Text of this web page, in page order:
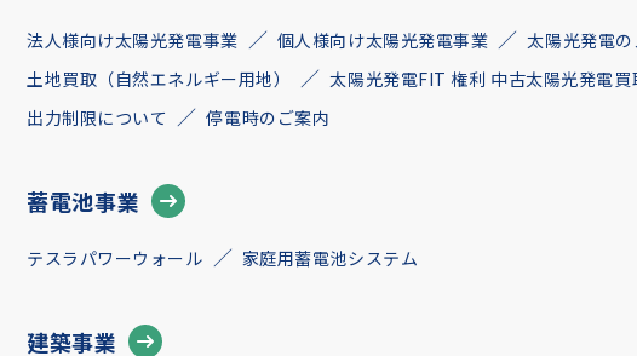
法人様向け太陽光発電事業 個人様向け太陽光発電事業 太陽光発電
土地買取（自然エネルギー用地）
太陽光発電FIT 権利 中古太陽光発電買
出力制限について
停電時のご案内
蓄電池事業
テスラパワーウォール 家庭用蓄電池システム
建築事業